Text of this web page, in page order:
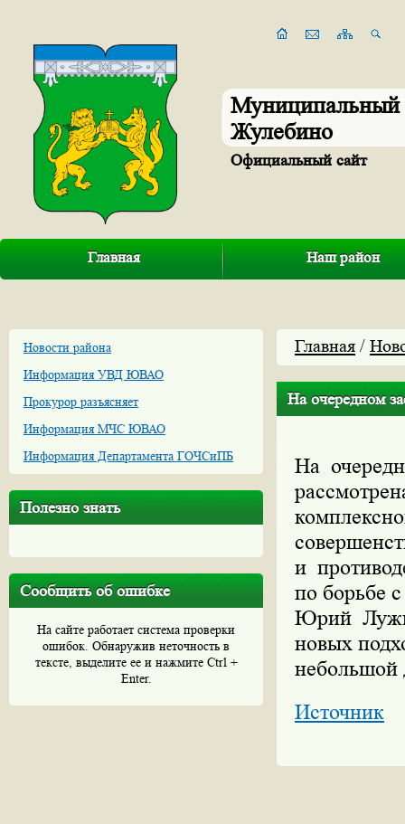
Муниципальный
Жулебино
Официальный сайт
Главная Наш район
Новости района
Информация УВД ЮВАО
Прокурор разъясняет
Информация МЧС ЮВАО
Информация Департамента ГОЧСиПБ
Полезно знать
Сообщить об ошибке
На сайте работает система проверки
ошибок. Обнаружив неточность в
тексте, выделите ее и нажмите Ctrl +
Enter.
Главная /
На очередном
На
и
по борьбе
Юрий
новых
небольшой
Источник